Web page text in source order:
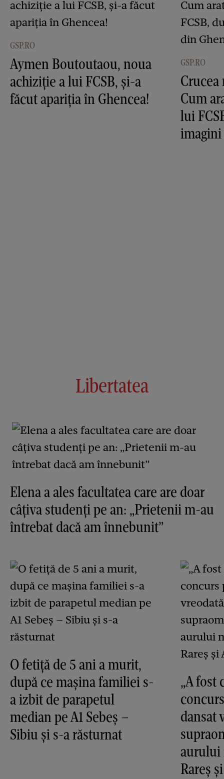
GSP.RO
Aymen Boutoutaou, noua
achiziție a lui FCSB, și-a
făcut apariția în Ghencea!
GSP.RO
Crucea
Cum
lui
imagini
Libertatea
Elena a ales facultatea care are doar
câțiva studenți pe an: „Prietenii m-au
întrebat dacă am înnebunit”
O fetiță de 5 ani a murit,
după ce mașina familiei s-
a izbit de parapetul
median pe A1 Sebeș –
Sibiu și s-a răsturnat
„A fost
dansat
aurului
Rareș